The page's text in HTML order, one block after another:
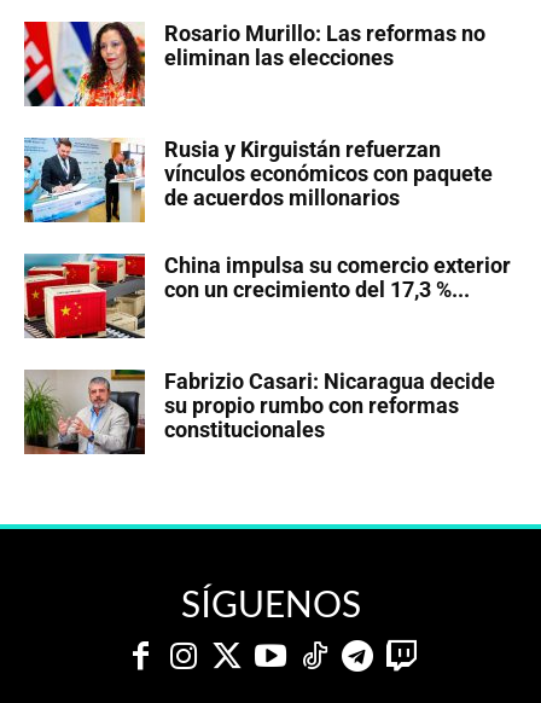
Rosario Murillo: Las reformas no
eliminan las elecciones
Rusia y Kirguistán refuerzan
vínculos económicos con paquete
de acuerdos millonarios
China impulsa su comercio exterior
con un crecimiento del 17,3 %...
Fabrizio Casari: Nicaragua decide
su propio rumbo con reformas
constitucionales
SÍGUENOS